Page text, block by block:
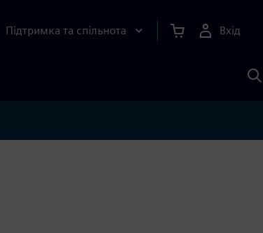
Підтримка та спільнота Вхід